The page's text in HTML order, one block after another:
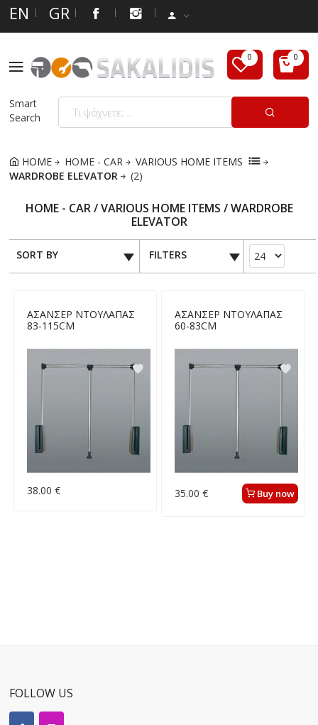
EN GR
Smart
Search
HOME HOME - CAR
VARIOUS HOME ITEMS
WARDROBE ELEVATOR
(2)
HOME - CAR / VARIOUS HOME ITEMS / WARDROBE
ELEVATOR
SORT BY FILTERS
ΑΣΑΝΣΕΡ ΝΤΟΥΛΑΠΑΣ
83-115CM
38.00 €
ΑΣΑΝΣΕΡ ΝΤΟΥΛΑΠΑΣ
60-83CM
35.00 € Buy now
FOLLOW US